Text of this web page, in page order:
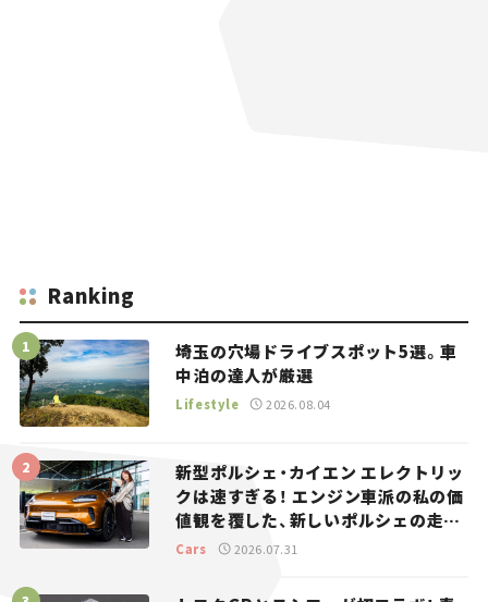
Ranking
埼玉の穴場ドライブスポット5選。車
中泊の達人が厳選
Lifestyle 2026.08.04
新型ポルシェ・カイエン エレクトリッ
クは速すぎる！ エンジン車派の私の価
値観を覆した、新しいポルシェの走
り。
Cars 2026.07.31